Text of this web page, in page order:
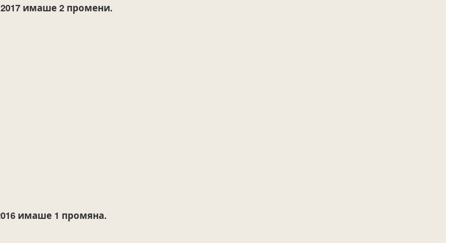
имаше 2 промени.
имаше 1 промяна.